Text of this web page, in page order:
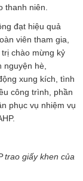
thanh niên.
đạt hiệu quả
viên tham gia,
chào mừng kỷ
nguyện hè,
xung kích, tình
công trình, phần
phục vụ nhiệm vụ
trao giấy khen của